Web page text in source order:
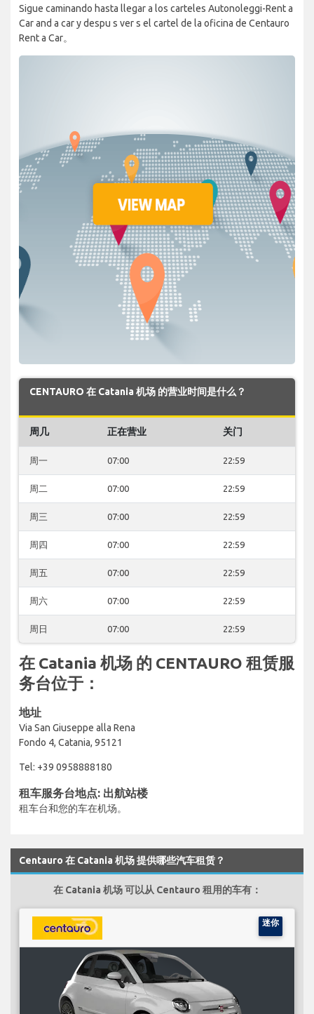
Sigue caminando hasta llegar a los carteles Autonoleggi-Rent a
Car and a car y despu s ver s el cartel de la oficina de Centauro
Rent a Car。
CENTAURO 在 Catania 机场 的营业时间是什么？
周几 正在营业 关门
周一 07:00 22:59
周二 07:00 22:59
周三 07:00 22:59
周四 07:00 22:59
周五 07:00 22:59
周六 07:00 22:59
周日 07:00 22:59
在 Catania 机场 的 CENTAURO 租赁服
务台位于：
地址
Via San Giuseppe alla Rena
Fondo 4, Catania, 95121
Tel: +39 0958888180
租车服务台地点: 出航站楼
租车台和您的车在机场。
Centauro 在 Catania 机场 提供哪些汽车租赁？
在 Catania 机场 可以从 Centauro 租用的车有：
迷你